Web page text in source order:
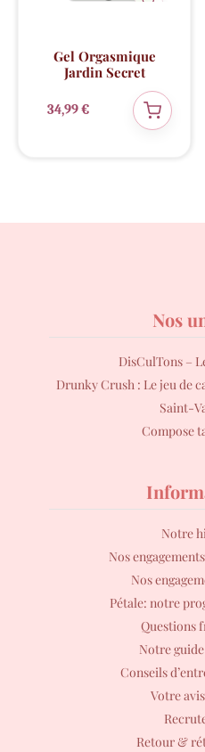
Gel Orgasmique
Jardin Secret
34,99€
Nos
DisCulTons –
Drunky Crush : Le jeu de
Saint-
Compose
Notre
Nos
Nos
Pétale: notre
Questions
Notre
Conseils
Votre
Retour &